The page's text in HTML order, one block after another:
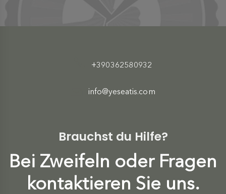
+390362580932
info@yeseatis.com
Brauchst du Hilfe?
Bei Zweifeln oder Fragen
kontaktieren Sie uns.